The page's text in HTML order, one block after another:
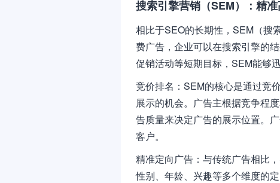
搜索引擎营销（SEM）：精
相比于SEO的长期性，SEM（搜
费广告，企业可以在搜索引擎的
促销活动等短期目标，SEM能够
竞价排名：SEM的核心是通过竞
展示的机会。广告主根据竞争程
告质量来决定广告的展示位置。
客户。
精准定向广告：与传统广告相比
性别、年龄、兴趣等多个维度的